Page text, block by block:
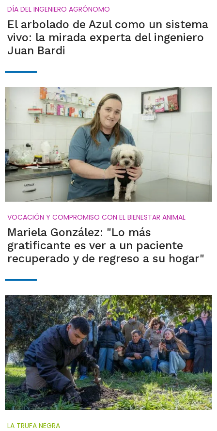
DÍA DEL INGENIERO AGRÓNOMO
El arbolado de Azul como un sistema
vivo: la mirada experta del ingeniero
Juan Bardi
VOCACIÓN Y COMPROMISO CON EL BIENESTAR ANIMAL
Mariela González: "Lo más
gratificante es ver a un paciente
recuperado y de regreso a su hogar"
LA TRUFA NEGRA